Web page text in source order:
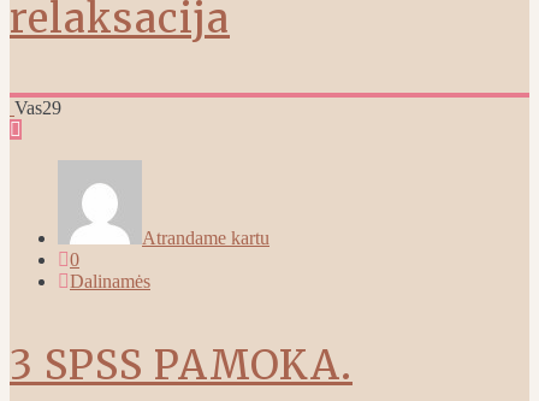
relaksacija
Vas29
Atrandame kartu
0
Dalinamės
3 SPSS PAMOKA.